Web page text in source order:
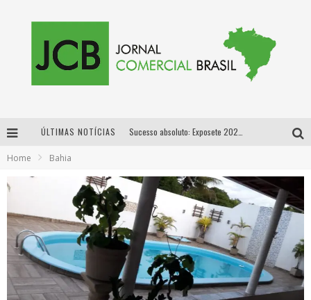
ÚLTIMAS NOTÍCIAS
Designer mineira lança jogo educativo sobre coleta seletiva na maior feira de jogos de tabuleiro da América Latina
Home Bahia